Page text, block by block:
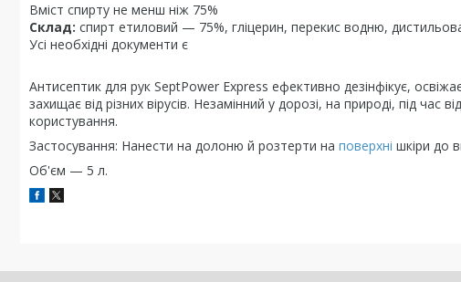
Вміст спирту не менш ніж 75%
Склад: спирт етиловий — 75%, гліцерин, перекис водню,
Усі необхідні документи є
Антисептик для рук SeptPower Express ефективно дезінфікує,
захищає від різних вірусів. Незамінний у дорозі, на природі, під час
користування.
Застосування: Нанести на долоню й розтерти на поверхні шкіри до
Об'єм — 5 л.